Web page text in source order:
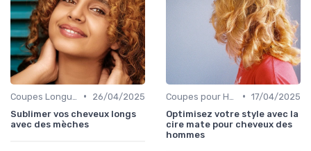
•
26/04/2025
Sublimer vos cheveux longs
avec des mèches
• 17/04/2025
Optimisez votre style avec la
cire mate pour cheveux des
hommes